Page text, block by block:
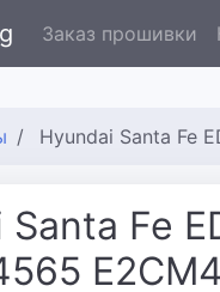
Заказ прошивки
Hyundai Santa Fe
Fe